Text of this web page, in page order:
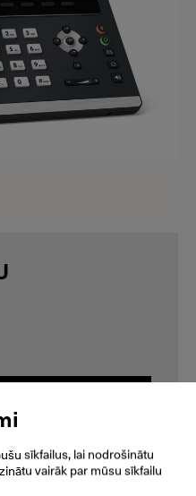
sīkfailus, lai nodrošinātu
vairāk par mūsu sīkfailu